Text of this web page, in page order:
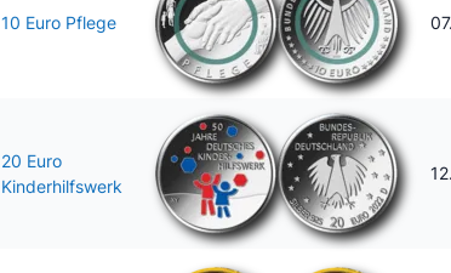
10 Euro Pflege
20 Euro
Kinderhilfswerk